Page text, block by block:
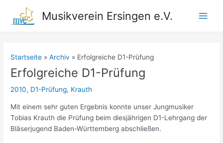
springen
Musikverein Ersingen e.V.
Startseite Archiv Erfolgreiche D1-Prüfung
Erfolgreiche D1-Prüfung
2010, D1-Prüfung, Krauth
Mit einem sehr guten Ergebnis konnte unser Jungmusiker
Tobias Krauth die Prüfung beim diesjährigen D1-Lehrgang der
Bläserjugend Baden-Württemberg abschließen.